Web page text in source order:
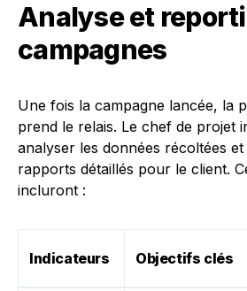
Analyse et
campagnes
Une fois la campagne lancée, la
prend le relais. Le chef de projet
analyser les données récoltées et
rapports détaillés pour le client.
incluront :
Indicateurs Objectifs clés